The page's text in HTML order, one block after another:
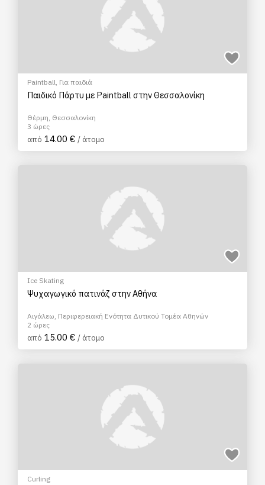
Paintball, Για παιδιά
Παιδικό Πάρτυ με Paintball στην Θεσσαλονίκη
Θέρμη, Θεσσαλονίκη
3 ώρες
από 14.00 € / άτομο
Ice Skating
Ψυχαγωγικό πατινάζ στην Αθήνα
Αιγάλεω, Περιφερειακή Ενότητα Δυτικού Τομέα Αθηνών
2 ώρες
από 15.00 € / άτομο
Curling